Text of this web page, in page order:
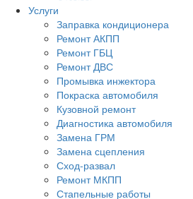
Услуги
Заправка кондиционера
Ремонт АКПП
Ремонт ГБЦ
Ремонт ДВС
Промывка инжектора
Покраска автомобиля
Кузовной ремонт
Диагностика автомобиля
Замена ГРМ
Замена сцепления
Сход-развал
Ремонт МКПП
Стапельные работы